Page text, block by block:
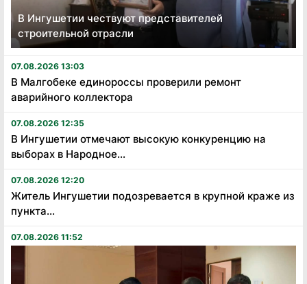
В Ингушетии чествуют представителей
строительной отрасли
07.08.2026 13:03
В Малгобеке единороссы проверили ремонт
аварийного коллектора
07.08.2026 12:35
В Ингушетии отмечают высокую конкуренцию на
выборах в Народное...
07.08.2026 12:20
Житель Ингушетии подозревается в крупной краже из
пункта...
07.08.2026 11:52